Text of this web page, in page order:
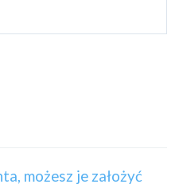
możesz je założyć